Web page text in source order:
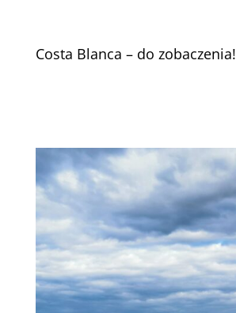
Costa Blanca – do zobaczenia!